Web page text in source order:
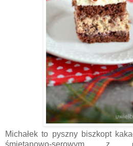
Michałek to pyszny biszkopt